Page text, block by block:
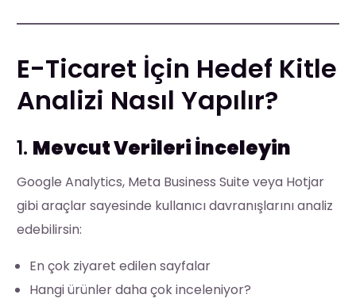
E-Ticaret İçin Hedef Kitle
Analizi Nasıl Yapılır?
1. Mevcut Verileri İnceleyin
Google Analytics, Meta Business Suite veya Hotjar
gibi araçlar sayesinde kullanıcı davranışlarını analiz
edebilirsin:
En çok ziyaret edilen sayfalar
Hangi ürünler daha çok inceleniyor?